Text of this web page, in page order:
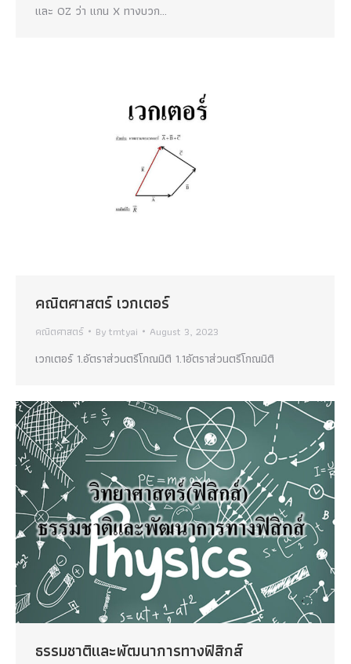
และ OZ ว่า แกน X ทางบวก…
คณิตศาสตร์ เวกเตอร์
คณิตศาสตร์ Bytmtyai August 3, 2023
เวกเตอร์ 1.อัตราส่วนตรีโกณมิติ 1.1อัตราส่วนตรีโกณมิติ
ธรรมชาติและพัฒนาการทางฟิสิกส์